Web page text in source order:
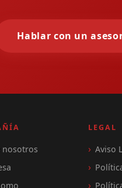
Hablar con un
nosotros
LEGAL
Aviso